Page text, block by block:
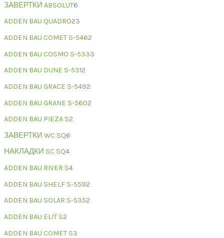
ЗАВЕРТКИ ABSOLUT6
ADDEN BAU QUADRO23
ADDEN BAU COMET S-5462
ADDEN BAU COSMO S-5333
ADDEN BAU DUNE S-5312
ADDEN BAU GRACE S-5492
ADDEN BAU GRANE S-5602
ADDEN BAU PIEZA S2
ЗАВЕРТКИ WC SQ6
НАКЛАДКИ SC SQ4
ADDEN BAU RIVER S4
ADDEN BAU SHELF S-5592
ADDEN BAU SOLAR S-5352
ADDEN BAU ELIT S2
ADDEN BAU COMET S3